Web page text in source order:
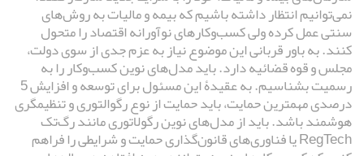
نمی‌توانیم انتظار داشته باشیم که بیمه و مالیات به روش‌های
سنتی عمل کرده ولی کسب‌وکارهای نوآورانه اقتصاد را متحول
کنند. به باور قربانی این موضوع نیاز به عزم جدی از سوی دولت،
مجلس و قوه قضائیه دارد. باید مدل‌های نوین کسب‌وکار را به
رسمیت بشناسیم. به عقیدۀ این مسئول برای توسعه و افزایش 5
درصدی مهمترین حمایت، باید حمایت از نوع رگوالتوری و تنظیمگری
هوشمند باشد. باید از مدل‌های نوین رگولاتوری مانند رگ‌تک
RegTech یا فناوری‌های قانون‌گذاری حمایت و شرایطی را فراهم